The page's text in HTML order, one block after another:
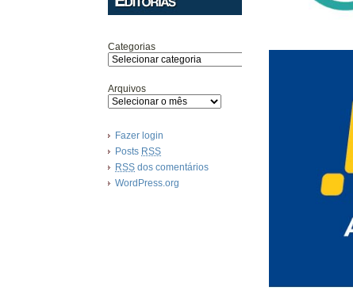
Categorias
Arquivos
Fazer login
Posts RSS
RSS dos comentários
WordPress.org